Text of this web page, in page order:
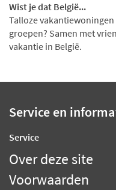
Wist je dat België...
Talloze
groepen? Samen met
vakantie in België.
Service en
Service
Over deze site
Voorwaarden